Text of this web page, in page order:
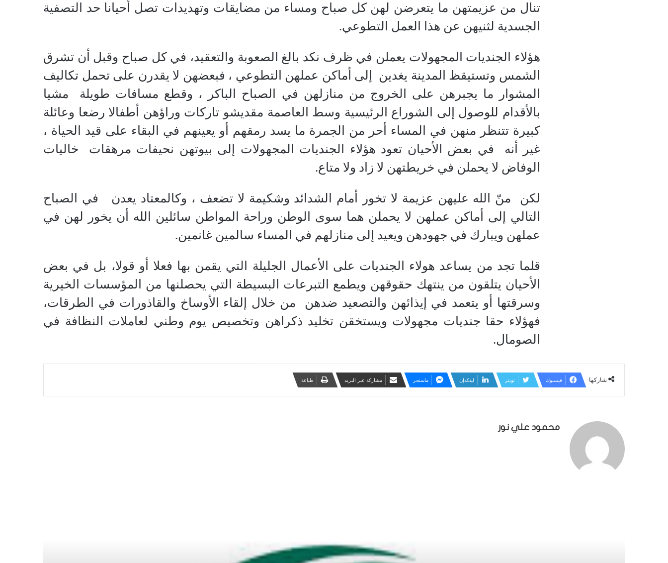
تنال من عزيمتهن ما يتعرضن لهن كل صباح ومساء من مضايقات وتهديدات تصل أحيانا حد التصفية
الجسدية لثنيهن عن هذا العمل التطوعي.
هؤلاء الجنديات المجهولات يعملن في ظرف نكد بالغ الصعوبة والتعقيد، في كل صباح وقبل أن تشرق
الشمس وتستيقظ المدينة يغدين
إلى أماكن عملهن التطوعي ، فبعضهن لا يقدرن على تحمل تكاليف
المشوار ما يجبرهن على الخروج من منازلهن في الصباح الباكر ، وقطع مسافات طويلة
مشيا
بالأقدام للوصول إلى الشوراع الرئيسية وسط العاصمة مقديشو تاركات وراؤهن أطفالا رضعا وعائلة
كبيرة تتنظر منهن في المساء أحر من الجمرة ما يسد رمقهم أو يعينهم في البقاء على قيد الحياة ،
غير أنه
في بعض الأحيان تعود هؤلاء الجنديات المجهولات إلى بيوتهن نحيفات مرهقات
خاليات
الوفاض لا يحملن في خريطتهن لا زاد ولا متاع.
لكن منّ الله عليهن عزيمة لا تخور أمام الشدائد وشكيمة لا تضعف ، وكالمعتاد يعدن
في الصباح
التالي إلى أماكن عملهن لا يحملن هما سوى الوطن وراحة المواطن سائلين الله أن يخور لهن في
عملهن ويبارك في جهودهن ويعيد إلى منازلهم في المساء سالمين غانمين.
قلما تجد من يساعد هولاء الجنديات على الأعمال الجليلة التي يقمن بها فعلا أو قولا، بل في بعض
الأحيان يتلقون من ينتهك حقوقهن ويطمع التبرعات البسيطة التي يحصلنها من المؤسسات الخيرية
وسرقتها أو يتعمد في إيذائهن والتصعيد ضدهن
من خلال إلقاء الأوساخ والقاذورات في الطرقات،
فهؤلاء حقا جنديات مجهولات ويستخقن تخليد ذكراهن وتخصيص يوم وطني لعاملات النظافة في
الصومال.
شاركها فيسبوك تويتر لينكدإن ماسنجر مشاركة عبر البريد طباعة
محمود علي نور